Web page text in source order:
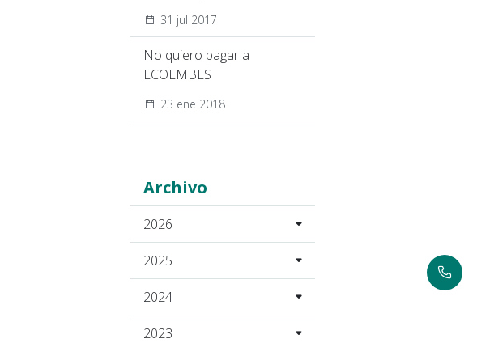
31 jul 2017
No quiero pagar a
ECOEMBES
23 ene 2018
Archivo
2026
2025
2024
2023